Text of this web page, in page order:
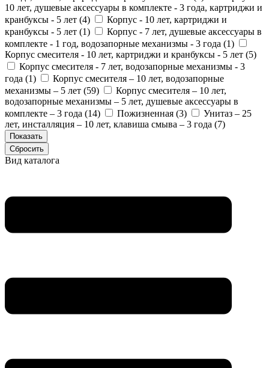
10 лет, душевые аксессуары в комплекте - 3 года, картриджи и
кранбуксы - 5 лет (4)
Корпус - 10 лет, картриджи и
кранбуксы - 5 лет (1)
Корпус - 7 лет, душевые аксессуары в
комплекте - 1 год, водозапорные механизмы - 3 года (1)
Корпус смесителя - 10 лет, картриджи и кранбуксы - 5 лет (5)
Корпус смесителя - 7 лет, водозапорные механизмы - 3
года (1)
Корпус смесителя – 10 лет, водозапорные
механизмы – 5 лет (59)
Корпус смесителя – 10 лет,
водозапорные механизмы – 5 лет, душевые аксессуары в
комплекте – 3 года (14) Пожизненная (3)
Унитаз – 25
лет, инсталляция – 10 лет, клавиша смыва – 3 года (7)
Вид каталога